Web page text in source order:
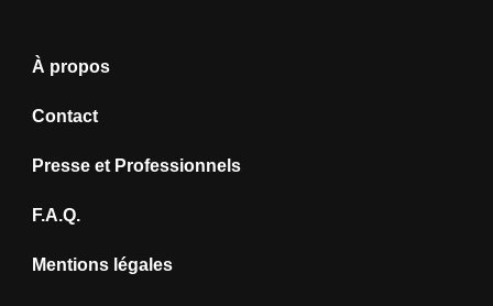
À propos
Contact
Presse et Professionnels
F.A.Q.
Mentions légales